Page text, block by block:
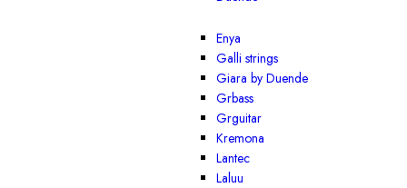
Enya
Galli strings
Giara by Duende
Grbass
Grguitar
Kremona
Lantec
Laluu